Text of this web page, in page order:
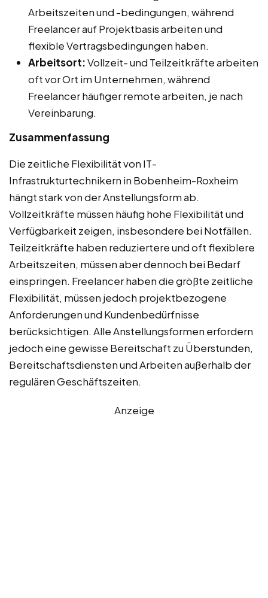
Arbeitszeiten und -bedingungen, während
Freelancer auf Projektbasis arbeiten und
flexible Vertragsbedingungen haben.
Arbeitsort:Vollzeit- und Teilzeitkräfte arbeiten
oft vor Ort im Unternehmen, während
Freelancer häufiger remote arbeiten, je nach
Vereinbarung.
Zusammenfassung
Die zeitliche Flexibilität von IT-
Infrastrukturtechnikern in Bobenheim-Roxheim
hängt stark von der Anstellungsform ab.
Vollzeitkräfte müssen häufig hohe Flexibilität und
Verfügbarkeit zeigen, insbesondere bei Notfällen.
Teilzeitkräfte haben reduziertere und oft flexiblere
Arbeitszeiten, müssen aber dennoch bei Bedarf
einspringen. Freelancer haben die größte zeitliche
Flexibilität, müssen jedoch projektbezogene
Anforderungen und Kundenbedürfnisse
berücksichtigen. Alle Anstellungsformen erfordern
jedoch eine gewisse Bereitschaft zu Überstunden,
Bereitschaftsdiensten und Arbeiten außerhalb der
regulären Geschäftszeiten.
Anzeige